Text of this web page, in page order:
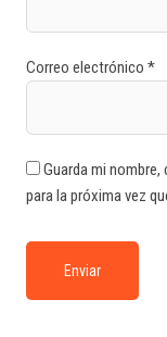
Correo electrónico *
Guarda mi
para la próxima vez